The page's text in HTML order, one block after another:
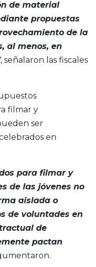
de material
propuestas
de la
al menos, en
, señalaron las fiscales
filmar y
ser
en
para filmar y
de las jóvenes no
aislada o
de voluntades en
de
pactan